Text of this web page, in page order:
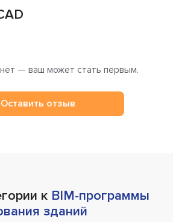
— ваш может стать первым.
Оставить отзыв
к BIM-программы
зданий